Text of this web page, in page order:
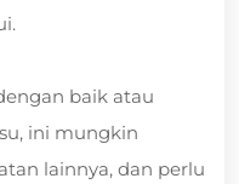
baik atau
ini mungkin
lainnya, dan perlu